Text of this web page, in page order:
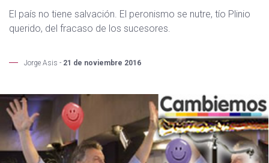
El país no tiene salvación. El peronismo se nutre, tío Plinio
querido, del fracaso de los sucesores.
Jorge Asis - 21 de noviembre 2016